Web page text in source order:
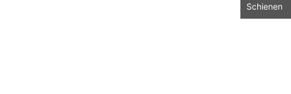
Schienen